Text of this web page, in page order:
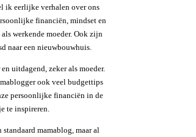
ik eerlijke verhalen over ons
financiën, mindset en
werkende moeder. Ook zijn
naar een nieuwbouwhuis.
uitdagend, zeker als moeder.
ook veel budgettips
persoonlijke financiën in de
te inspireren.
mamablog, maar al